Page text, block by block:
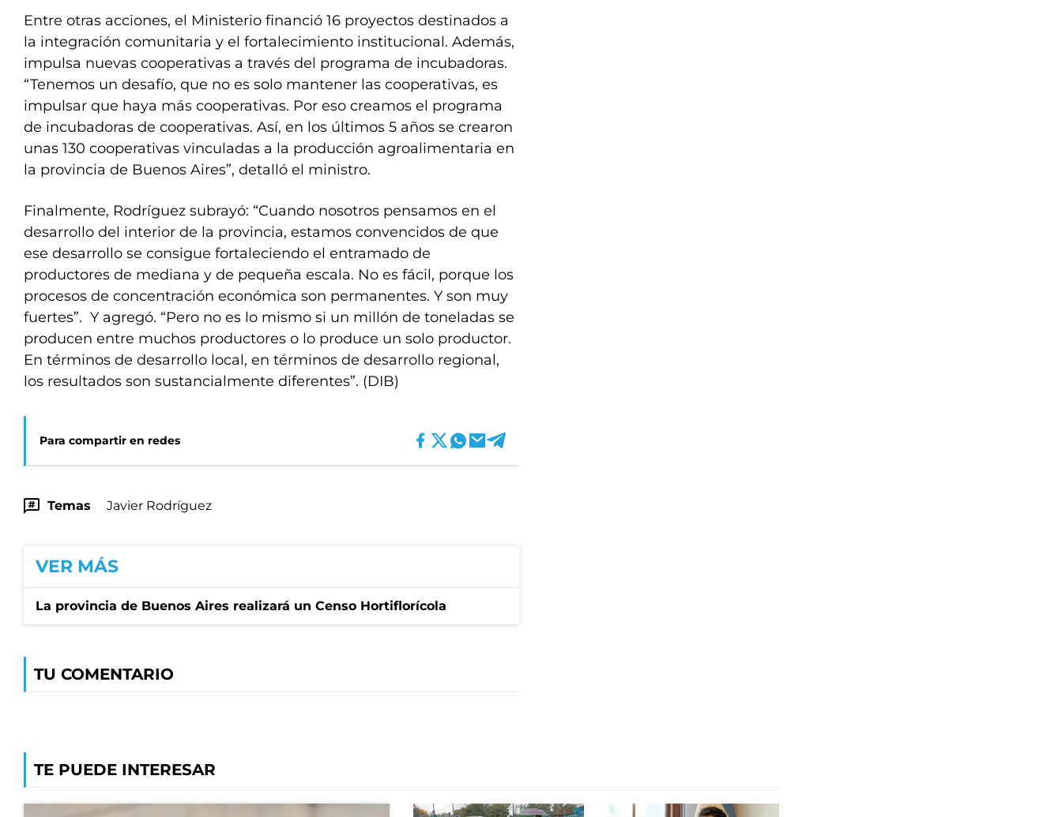
Entre otras acciones, el Ministerio financió 16 proyectos destinados a
la integración comunitaria y el fortalecimiento institucional. Además,
impulsa nuevas cooperativas a través del programa de incubadoras.
“Tenemos un desafío, que no es solo mantener las cooperativas, es
impulsar que haya más cooperativas. Por eso creamos el programa
de incubadoras de cooperativas. Así, en los últimos 5 años se crearon
unas 130 cooperativas vinculadas a la producción agroalimentaria en
la provincia de Buenos Aires”, detalló el ministro.
Finalmente, Rodríguez subrayó: “Cuando nosotros pensamos en el
desarrollo del interior de la provincia, estamos convencidos de que
ese desarrollo se consigue fortaleciendo el entramado de
productores de mediana y de pequeña escala. No es fácil, porque los
procesos de concentración económica son permanentes. Y son muy
fuertes”. Y agregó. “Pero no es lo mismo si un millón de toneladas se
producen entre muchos productores o lo produce un solo productor.
En términos de desarrollo local, en términos de desarrollo regional,
los resultados son sustancialmente diferentes”. (DIB)
Para compartir en redes
Temas Javier Rodríguez
VER MÁS
La provincia de Buenos Aires realizará un Censo Hortiflorícola
TU COMENTARIO
TE PUEDE INTERESAR